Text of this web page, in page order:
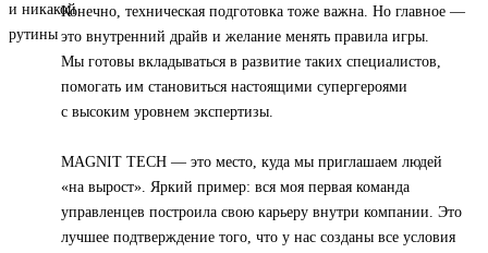
Конечно, техническая подготовка тоже важна. Но главное —
это внутренний драйв и желание менять правила игры.
Мы готовы вкладываться в развитие таких специалистов,
помогать им становиться настоящими супергероями
с высоким уровнем экспертизы.
MAGNIT TECH — это место, куда мы приглашаем людей
«на вырост». Яркий пример: вся моя первая команда
управленцев построила свою карьеру внутри компании. Это
лучшее подтверждение того, что у нас созданы все условия